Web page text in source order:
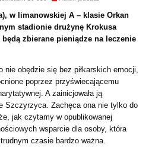
w limanowskiej A – klasie Orkan
stadionie drużynę Krokusa
zbierane pieniądze na leczenie
nie obędzie się bez piłkarskich emocji,
poprzez przyświecającemu
A zainicjowała ją
Szczyrzyca. Zachęca ona nie tylko do
jak czytamy w opublikowanej
wsparcie dla osoby, która
czasie bardzo ważna.